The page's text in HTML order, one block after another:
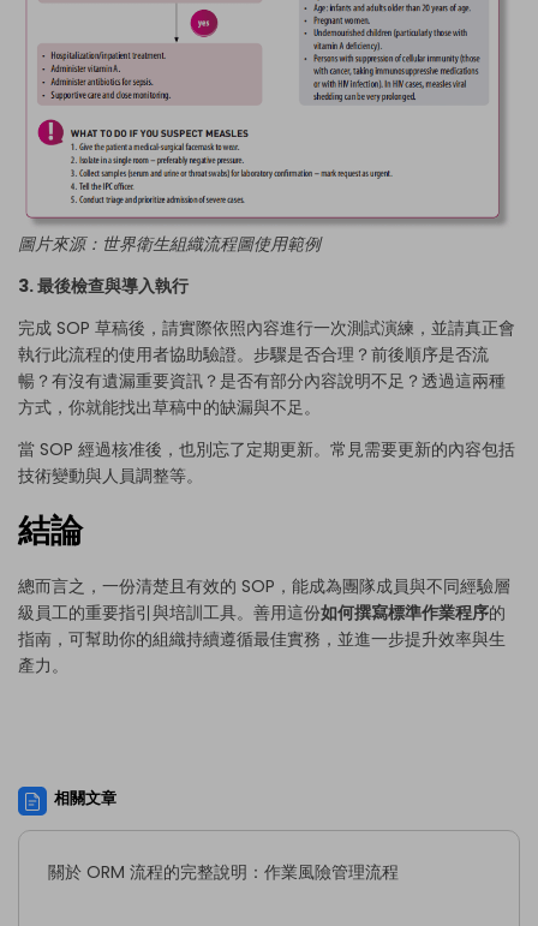
圖片來源： 世界衛生組織流程圖使用範例
3. 最後檢查與導入執行
完成 SOP 草稿後，請實際依照內容進行一次測試演練，並請真正會
執行此流程的使用者協助驗證。步驟是否合理？前後順序是否流
暢？有沒有遺漏重要資訊？是否有部分內容說明不足？透過這兩種
方式，你就能找出草稿中的缺漏與不足。
當 SOP 經過核准後，也別忘了定期更新。常見需要更新的內容包括
技術變動與人員調整等。
結論
總而言之，一份清楚且有效的 SOP，能成為團隊成員與不同經驗層
級員工的重要指引與培訓工具。善用這份如何撰寫標準作業程序的
指南，可幫助你的組織持續遵循最佳實務，並進一步提升效率與生
產力。
相關文章
關於 ORM 流程的完整說明：作業風險管理流程